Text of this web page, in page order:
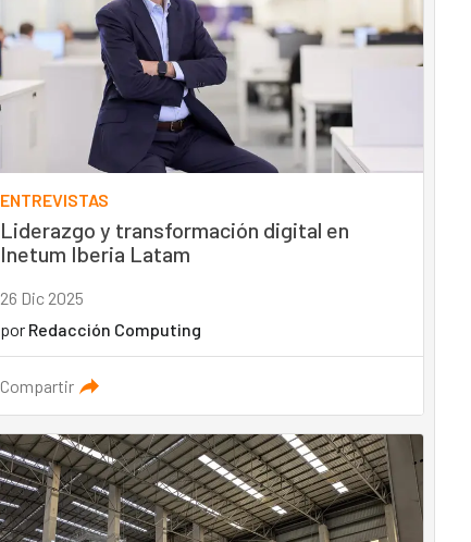
ENTREVISTAS
Liderazgo y transformación digital en
Inetum Iberia Latam
26 Dic 2025
por Redacción Computing
Compartir